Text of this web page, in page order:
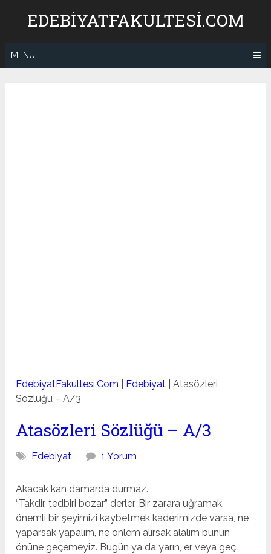
EDEBIYATFAKULTESI.COM
MENU
EdebiyatFakultesi.Com Edebiyat |Atasözleri
Sözlüğü – A/3
Atasözleri Sözlüğü – A/3
Edebiyat 1 Yorum
Akacak kan damarda durmaz.
“Takdir, tedbiri bozar” derler. Bir zarara uğramak,
önemli bir şeyimizi kaybetmek kaderimizde varsa, ne
yaparsak yapalım, ne önlem alırsak alalım bunun
önüne geçemeyiz. Bugün ya da yarın, er veya geç